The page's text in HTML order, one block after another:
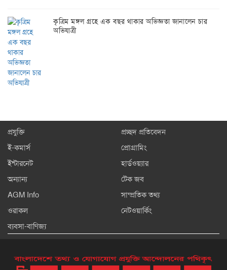
কৃত্রিম মঙ্গল গ্রহে এক বছর থাকার অভিজ্ঞতা জানালেন চার
অভিযাত্রী
প্রযুক্তি
প্রচ্ছদ প্রতিবেদন
ই-কমার্স
প্রোগ্রামিং
ইন্টারনেট
হার্ডওয়্যার
অন্যান্য
টেক জব
AGM Info
সাম্প্রতিক তথ্য
ওরাকল
নেটওয়ার্কিং
ব্যবসা-বাণিজ্য